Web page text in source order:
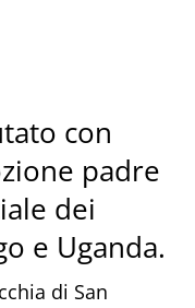
con
padre
dei
e Uganda.
di San